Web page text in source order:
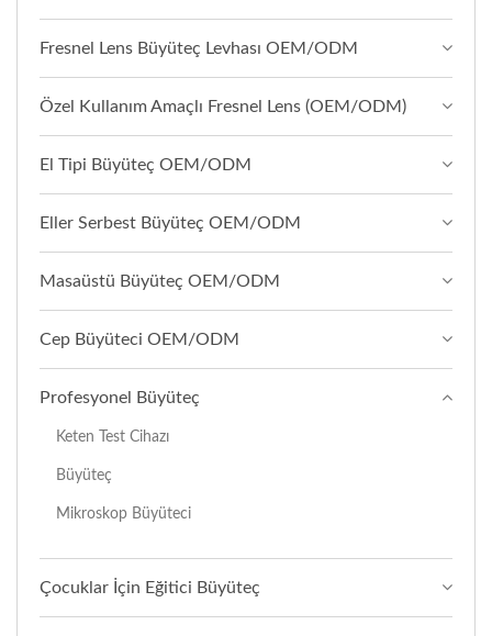
Fresnel Lens Büyüteç Levhası OEM/ODM
Özel Kullanım Amaçlı Fresnel Lens (OEM/ODM)
El Tipi Büyüteç OEM/ODM
Eller Serbest Büyüteç OEM/ODM
Masaüstü Büyüteç OEM/ODM
Cep Büyüteci OEM/ODM
Profesyonel Büyüteç
Keten Test Cihazı
Büyüteç
Mikroskop Büyüteci
Çocuklar İçin Eğitici Büyüteç